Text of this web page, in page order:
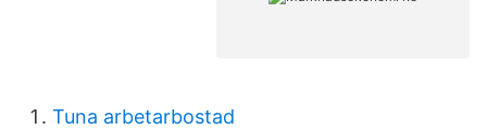
Tuna arbetarbostad